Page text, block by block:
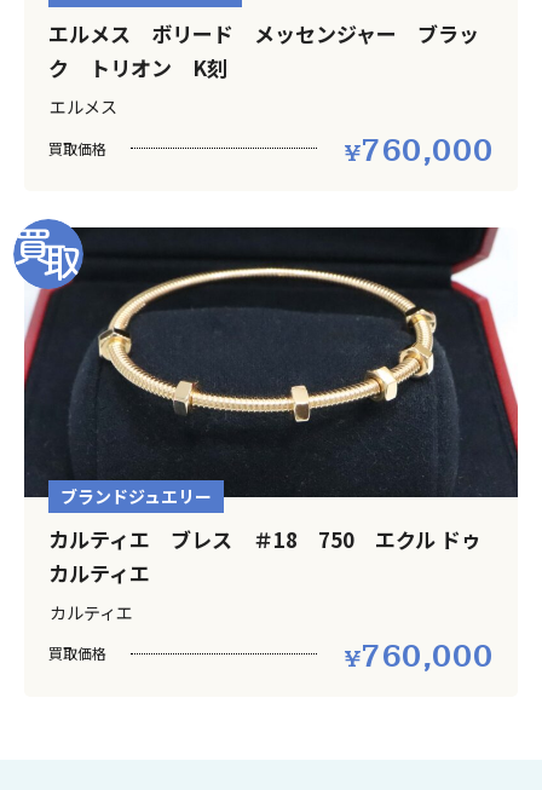
エルメス ボリード メッセンジャー ブラッ
ク トリオン K刻
エルメス
買取価格 760,000
ブランドジュエリー
カルティエ ブレス ＃18 750 エクル ドゥ
カルティエ
カルティエ
買取価格 760,000